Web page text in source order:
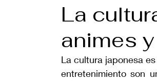
La
animes
La cultura japonesa
entretenimiento son